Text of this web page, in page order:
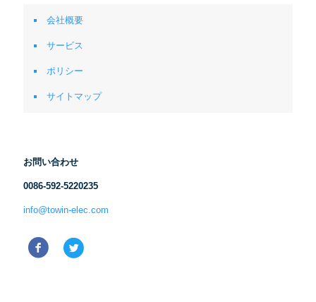
会社概要
サービス
ポリシー
サイトマップ
お問い合わせ
0086-592-5220235
info@towin-elec.com